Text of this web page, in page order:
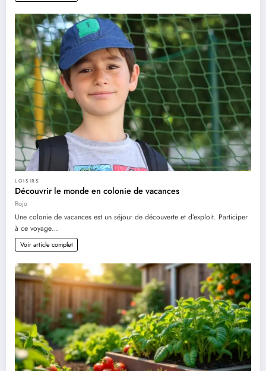
LOISIRS
Découvrir le monde en colonie de vacances
Rojo
Une colonie de vacances est un séjour de découverte et d’exploit. Participer
à ce voyage…
Voir article complet